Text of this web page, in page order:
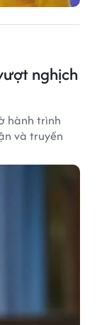
nghịch
hành trình
và truyền